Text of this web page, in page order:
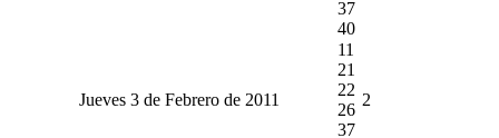
37
40
Jueves 3 de Febrero de 2011
11
21
22
26
37
2